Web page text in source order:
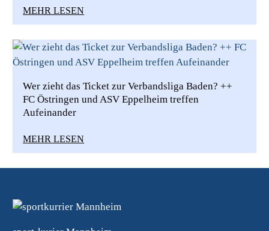
MEHR LESEN
Wer zieht das Ticket zur Verbandsliga Baden? ++
FC Östringen und ASV Eppelheim treffen
Aufeinander
MEHR LESEN